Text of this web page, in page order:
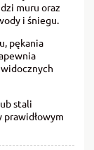
muru oraz
i śniegu.
pękania
stali
prawidłowym